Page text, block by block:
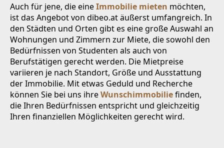
Auch für jene, die eineImmobilie mieten möchten,
ist das Angebot von dibeo.at äußerst umfangreich. In
den Städten und Orten gibt es eine große Auswahl an
Wohnungen und Zimmern zur Miete, die sowohl den
Bedürfnissen von Studenten als auch von
Berufstätigen gerecht werden. Die Mietpreise
variieren je nach Standort, Größe und Ausstattung
der Immobilie. Mit etwas Geduld und Recherche
können Sie bei uns ihreWunschimmobiliefinden,
die Ihren Bedürfnissen entspricht und gleichzeitig
Ihren finanziellen Möglichkeiten gerecht wird.